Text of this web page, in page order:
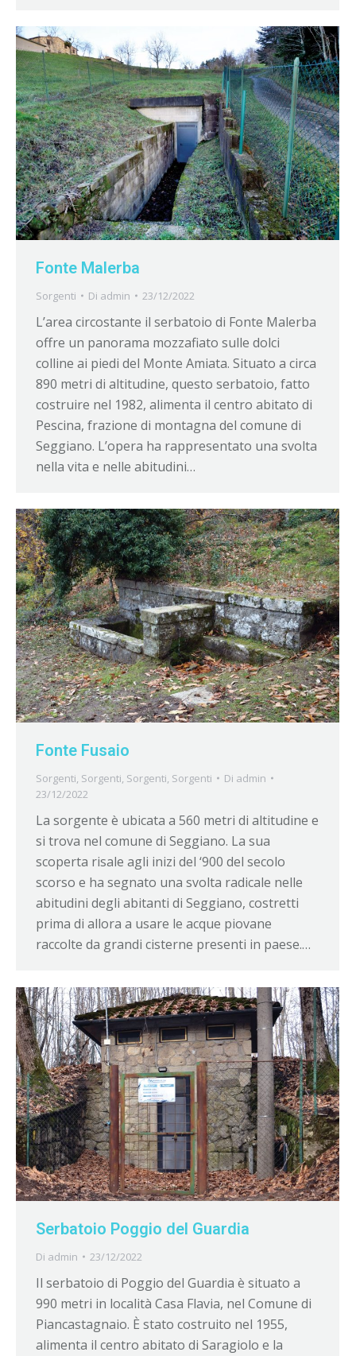
Fonte Malerba
Sorgenti Di admin 23/12/2022
L’area circostante il serbatoio di Fonte Malerba
offre un panorama mozzafiato sulle dolci
colline ai piedi del Monte Amiata. Situato a circa
890 metri di altitudine, questo serbatoio, fatto
costruire nel 1982, alimenta il centro abitato di
Pescina, frazione di montagna del comune di
Seggiano. L’opera ha rappresentato una svolta
nella vita e nelle abitudini…
Fonte Fusaio
Sorgenti, Sorgenti, Sorgenti, Sorgenti Di admin
23/12/2022
La sorgente è ubicata a 560 metri di altitudine e
si trova nel comune di Seggiano. La sua
scoperta risale agli inizi del ‘900 del secolo
scorso e ha segnato una svolta radicale nelle
abitudini degli abitanti di Seggiano, costretti
prima di allora a usare le acque piovane
raccolte da grandi cisterne presenti in paese.…
Serbatoio Poggio del Guardia
Di admin 23/12/2022
Il serbatoio di Poggio del Guardia è situato a
990 metri in località Casa Flavia, nel Comune di
Piancastagnaio. È stato costruito nel 1955,
alimenta il centro abitato di Saragiolo e la